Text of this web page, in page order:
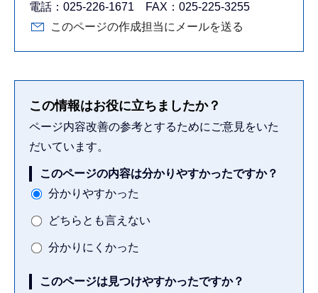
電話：025-226-1671 FAX：025-225-3255
このページの作成担当にメールを送る
この情報はお役に立ちましたか？
ページ内容改善の参考とするためにご意見をいた
だいています。
このページの内容は分かりやすかったですか？
分かりやすかった
どちらとも言えない
分かりにくかった
このページは見つけやすかったですか？